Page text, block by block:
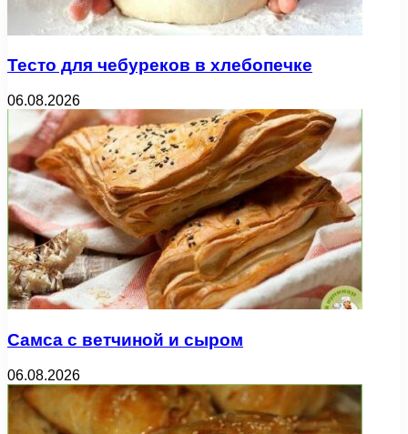
Тесто для чебуреков в хлебопечке
06.08.2026
Самса с ветчиной и сыром
06.08.2026